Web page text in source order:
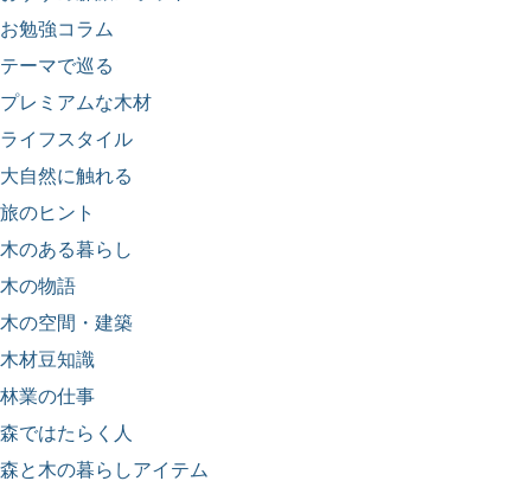
お勉強コラム
テーマで巡る
プレミアムな木材
ライフスタイル
大自然に触れる
旅のヒント
木のある暮らし
木の物語
木の空間・建築
木材豆知識
林業の仕事
森ではたらく人
森と木の暮らしアイテム